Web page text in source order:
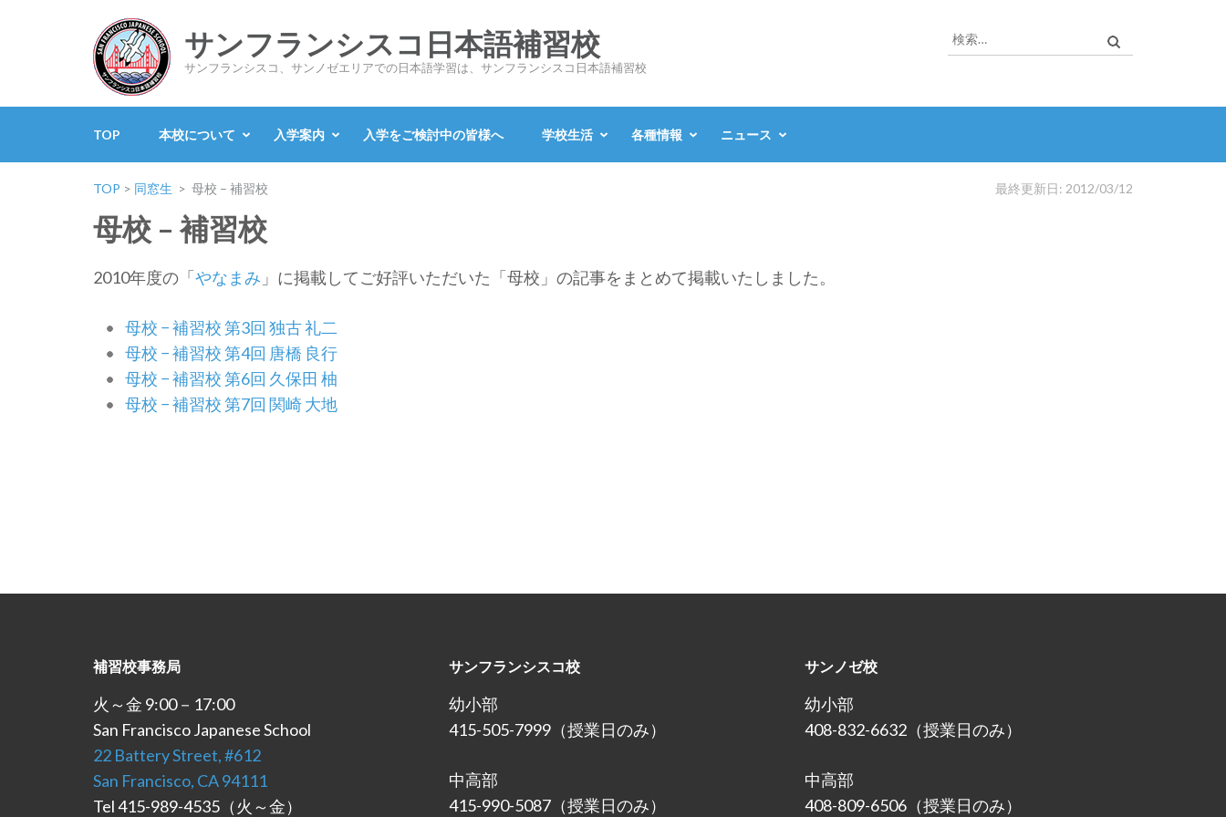
サンフランシスコ日本語補習校
サンフランシスコ、サンノゼエリアでの日本語学習は、サンフランシスコ日本語補習校
検
索:
TOP 本校について 入学案内 入学をご検討中の皆様へ 学校生活 各種情報 ニュース
TOP > 同窓生 > 母校 – 補習校 最終更新日: 2012/03/12
母校 – 補習校
2010年度の「やなまみ 」に掲載してご好評いただいた「母校」の記事をまとめて掲載いたしました。
母校 − 補習校 第3回 独古 礼二
母校 − 補習校 第4回 唐橋 良行
母校 − 補習校 第6回 久保田 柚
母校 − 補習校 第7回 関崎 大地
補習校事務局
火～金 9:00－17:00
San Francisco Japanese School
22 Battery Street, #612
San Francisco, CA 94111
Tel 415-989-4535（火～金）
サンフランシスコ校
幼小部
415-505-7999（授業日のみ）
中高部
415-990-5087（授業日のみ）
サンノゼ校
幼小部
408-832-6632（授業日のみ）
中高部
408-809-6506（授業日のみ）